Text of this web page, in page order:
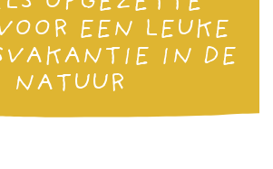
EEN LEUKE
IN DE
NATUUR